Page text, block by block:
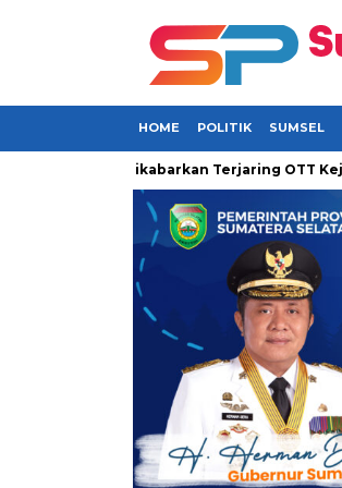
HOME POLITIK SUMSEL
Sumsel Dikabarkan Terjaring OTT Kejati